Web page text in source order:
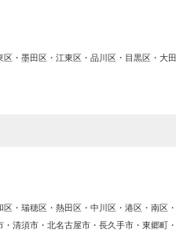
・墨田区・江東区・品川区・目黒区・
・瑞穂区・熱田区・中川区・港区・南
清須市・北名古屋市・長久手市・東郷町